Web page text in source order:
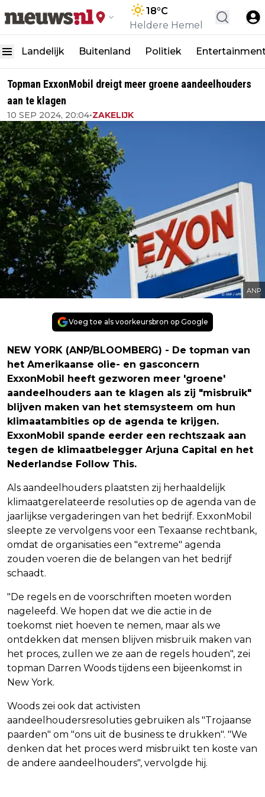
18°C
Heldere Hemel
Landelijk Buitenland Politiek
Topman ExxonMobil dreigt meer groene aandeelhouders
aan te klagen
10 SEP 2024, 20:04•ZAKELIJK
ANP
Voeg toe als voorkeursbron op Google
NEW YORK (ANP/BLOOMBERG) - De topman van
het Amerikaanse olie- en gasconcern
ExxonMobil heeft gezworen meer 'groene'
aandeelhouders aan te klagen als zij "misbruik"
blijven maken van het stemsysteem om hun
klimaatambities op de agenda te krijgen.
ExxonMobil spande eerder een rechtszaak aan
tegen de klimaatbelegger Arjuna Capital en het
Nederlandse Follow This.
Als aandeelhouders plaatsten zij herhaaldelijk
klimaatgerelateerde resoluties op de agenda van de
jaarlijkse vergaderingen van het bedrijf. ExxonMobil
sleepte ze vervolgens voor een Texaanse rechtbank,
omdat de organisaties een "extreme" agenda
zouden voeren die de belangen van het bedrijf
schaadt.
"De regels en de voorschriften moeten worden
nageleefd. We hopen dat we die actie in de
toekomst niet hoeven te nemen, maar als we
ontdekken dat mensen blijven misbruik maken van
het proces, zullen we ze aan de regels houden", zei
topman Darren Woods tijdens een bijeenkomst in
New York.
Woods zei ook dat activisten
aandeelhoudersresoluties gebruiken als "Trojaanse
paarden" om "ons uit de business te drukken". "We
denken dat het proces werd misbruikt ten koste van
de andere aandeelhouders", vervolgde hij.